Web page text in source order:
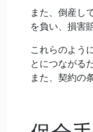
また、倒産し
を負い、損害
これらのよう
とにつながる
また、契約の